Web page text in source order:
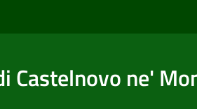
Castelnovo ne'